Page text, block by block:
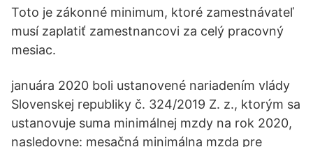
Toto je zákonné minimum, ktoré zamestnávateľ
musí zaplatiť zamestnancovi za celý pracovný
mesiac.
januára 2020 boli ustanovené nariadením vlády
Slovenskej republiky č. 324/2019 Z. z., ktorým sa
ustanovuje suma minimálnej mzdy na rok 2020,
nasledovne: mesačná minimálna mzda pre